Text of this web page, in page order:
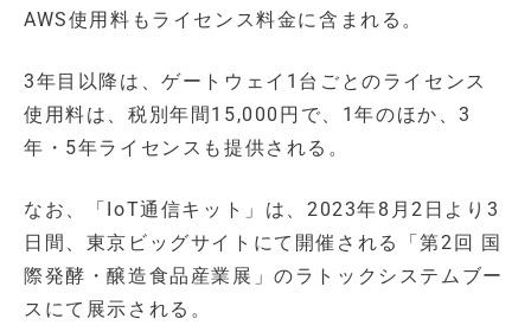
AWS使用料もライセンス料金に含まれる。
3年目以降は、ゲートウェイ1台ごとのライセンス
使用料は、税別年間15,000円で、1年のほか、3
年・5年ライセンスも提供される。
なお、「IoT通信キット」は、2023年8月2日より3
日間、東京ビッグサイトにて開催される「第2回 国
際発酵・醸造食品産業展」のラトックシステムブー
スにて展示される。